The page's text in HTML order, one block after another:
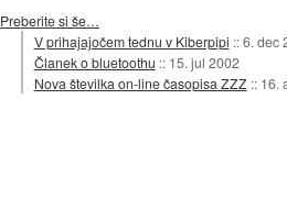
Preberite si še…
V prihajajočem tednu v Kiberpipi ::6. dec
Članek o bluetoothu :: 15. jul 2002
Nova številka on-line časopisa ZZZ :: 16.